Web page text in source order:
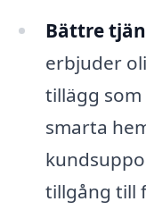
Bättre
erbjuder
tillägg
smarta
tillgång till